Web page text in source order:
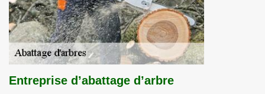
Entreprise d’abattage d’arbre